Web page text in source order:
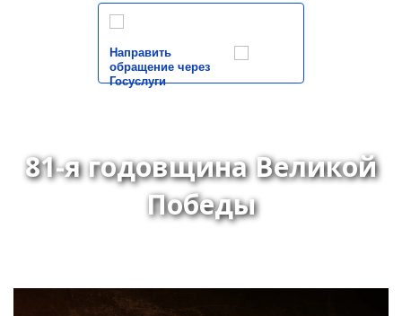
Направить
обращение через
Госуслуги
81-я годовщина Великой
Победы